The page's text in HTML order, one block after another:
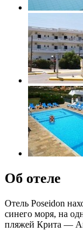
Об отеле
Отель Poseidon
синего моря, на
пляжей Крита —